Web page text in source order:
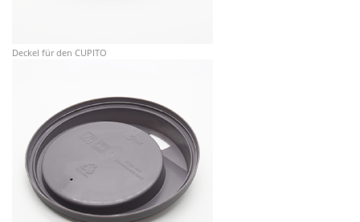
Deckel für den CUPITO